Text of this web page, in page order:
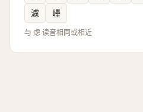
濾
㠥
与 虑 读音相同或相近